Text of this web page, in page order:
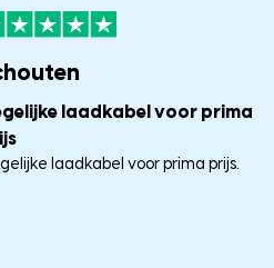
laadkabel voor prima
laadkabel voor prima prijs.